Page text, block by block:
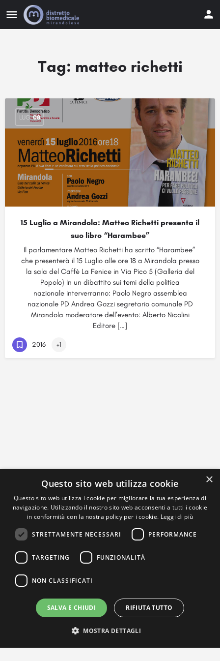
Tag: matteo richetti
LUG 08
15 Luglio a Mirandola: Matteo Richetti presenta il
suo libro “Harambee”
Il parlamentare Matteo Richetti ha scritto “Harambee”
che presenterà il 15 Luglio alle ore 18 a Mirandola presso
la sala del Caffè La Fenice in Via Pico 5 (Galleria del
Popolo) In un dibattito sui temi della politica
nazionale interverranno: Paolo Negro assemblea
nazionale PD Andrea Gozzi segretario comunale PD
Mirandola moderatore dell’evento: Alberto Nicolini
Editore […]
2016 +1
×
Questo sito web utilizza cookie
Questo sito web utilizza i cookie per migliorare la tua esperienza di
navigazione. Utilizzando il nostro sito web acconsenti a tutti i cookie
in conformità con la nostra policy per i cookie. Leggi di più
STRETTAMENTE NECESSARI PERFORMANCE
TARGETING FUNZIONALITÀ
NON CLASSIFICATI
SALVA E CHIUDI RIFIUTA TUTTO
MOSTRA DETTAGLI